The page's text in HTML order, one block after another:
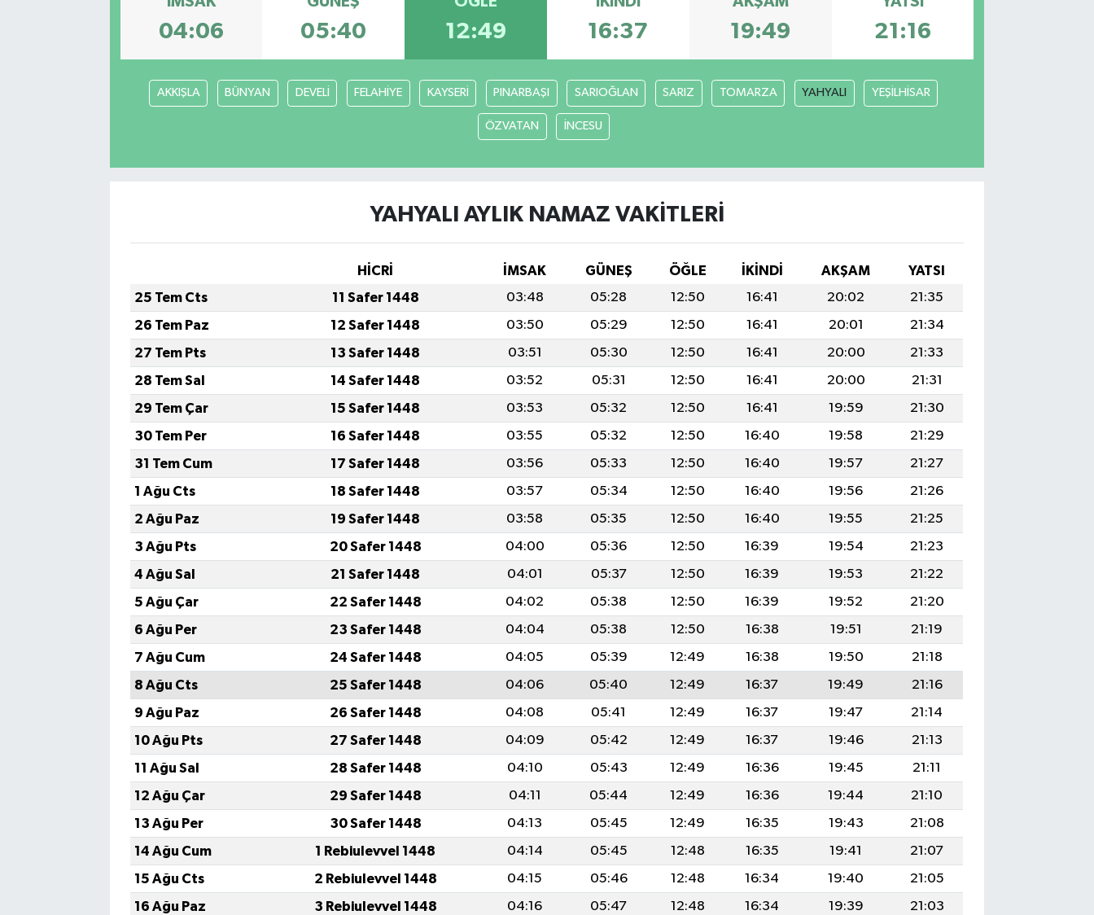
04:06 05:40 12:49 16:37 19:49 21:16
AKKIŞLA BÜNYAN DEVELİ FELAHİYE KAYSERİ PINARBAŞI SARIOĞLAN SARIZ TOMARZA YAHYALI YEŞİLHİSAR
ÖZVATAN İNCESU
YAHYALI AYLIK NAMAZ VAKITLERI
HİCRİ İMSAK GÜNEŞ ÖĞLE İKINDI AKŞAM
YATSI
25 Tem Cts
11 Safer 1448 03:48 05:28 12:50 16:41 20:02
21:35
26 Tem Paz
12 Safer 1448 03:50 05:29 12:50 16:41 20:01
21:34
27 Tem Pts
13 Safer 1448 03:51 05:30 12:50 16:41 20:00
21:33
28 Tem Sal
14 Safer 1448 03:52 05:31 12:50 16:41 20:00
21:31
29 Tem Çar
15 Safer 1448 03:53 05:32 12:50 16:41 19:59
21:30
30 Tem Per
16 Safer 1448 03:55 05:32 12:50 16:40 19:58
21:29
31 Tem Cum
17 Safer 1448 03:56 05:33 12:50 16:40 19:57
21:27
1 Ağu Cts
18 Safer 1448 03:57 05:34 12:50 16:40 19:56
21:26
2 Ağu Paz
19 Safer 1448 03:58 05:35 12:50 16:40 19:55
21:25
3 Ağu Pts
20 Safer 1448 04:00 05:36 12:50 16:39 19:54
21:23
4 Ağu Sal
21 Safer 1448 04:01 05:37 12:50 16:39 19:53
21:22
5 Ağu Çar
22 Safer 1448 04:02 05:38 12:50 16:39 19:52
21:20
6 Ağu Per
23 Safer 1448 04:04 05:38 12:50 16:38 19:51
21:19
7 Ağu Cum
24 Safer 1448 04:05 05:39 12:49 16:38 19:50
21:18
8 Ağu Cts
25 Safer 1448 04:06 05:40 12:49 16:37 19:49
21:16
9 Ağu Paz
26 Safer 1448 04:08 05:41 12:49 16:37 19:47
21:14
10 Ağu Pts
27 Safer 1448 04:09 05:42 12:49 16:37 19:46
21:13
11 Ağu Sal
28 Safer 1448 04:10 05:43 12:49 16:36 19:45
21:11
12 Ağu Çar
29 Safer 1448 04:11 05:44 12:49 16:36 19:44
21:10
13 Ağu Per
30 Safer 1448 04:13 05:45 12:49 16:35 19:43
21:08
14 Ağu Cum
1 Rebiulevvel 1448 04:14 05:45 12:48 16:35 19:41
21:07
15 Ağu Cts
2 Rebiulevvel 1448 04:15 05:46 12:48 16:34 19:40
21:05
16 Ağu Paz
3 Rebiulevvel 1448 04:16 05:47 12:48 16:34 19:39
21:03